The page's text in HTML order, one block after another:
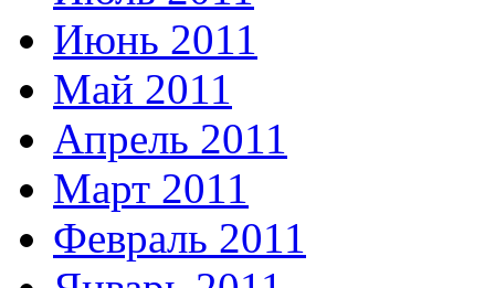
Июнь 2011
Май 2011
Апрель 2011
Март 2011
Февраль 2011